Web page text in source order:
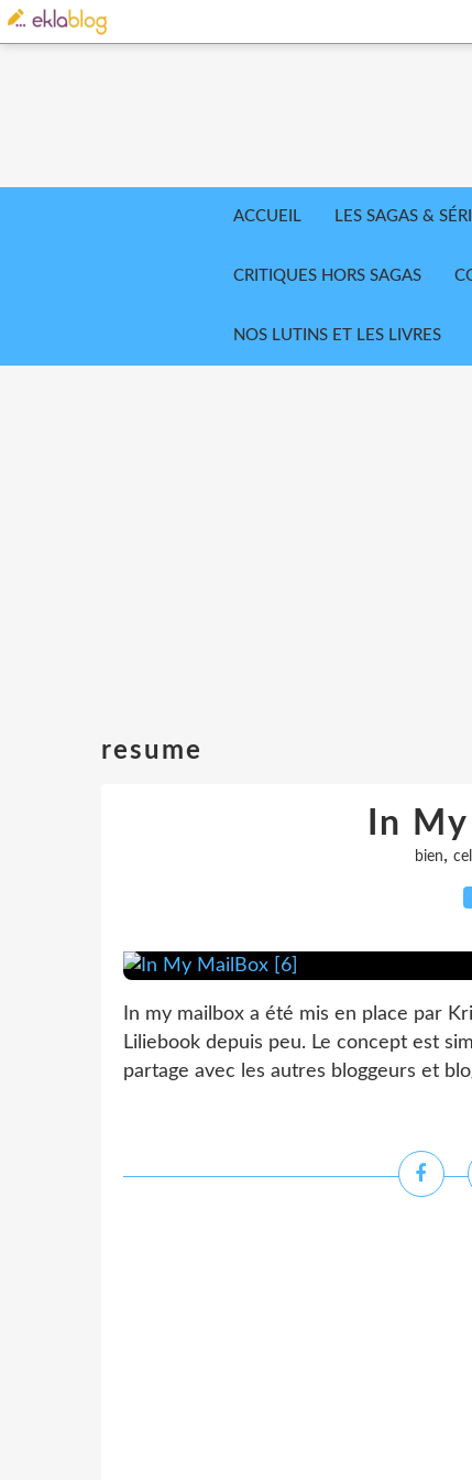
ACCUEIL LES SAGAS &
CRITIQUES HORS SAGAS
NOS LUTINS ET LES LIVRES
resume
In
bien,
In my mailbox a été mis en place par
Liliebook depuis peu. Le concept est
partage avec les autres bloggeurs et